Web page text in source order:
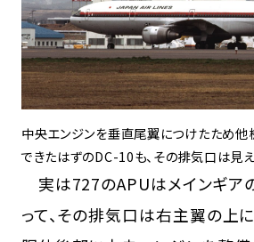
中央エンジンを垂直尾翼につけたため
できたはずのDC-10も、その排気口は見え
実は727のAPUはメインギア
って、その排気口は右主翼の上